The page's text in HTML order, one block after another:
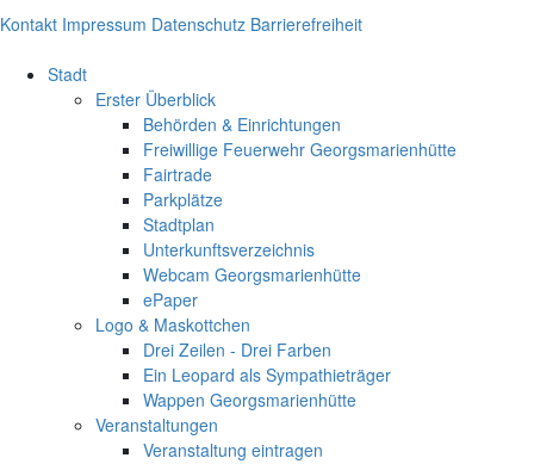
Kontakt Impressum Datenschutz Barrierefreiheit
Stadt
Erster Überblick
Behörden & Einrichtungen
Freiwillige Feuerwehr Georgsmarienhütte
Fairtrade
Parkplätze
Stadtplan
Unterkunftsverzeichnis
Webcam Georgsmarienhütte
ePaper
Logo & Maskottchen
Drei Zeilen - Drei Farben
Ein Leopard als Sympathieträger
Wappen Georgsmarienhütte
Veranstaltungen
Veranstaltung eintragen